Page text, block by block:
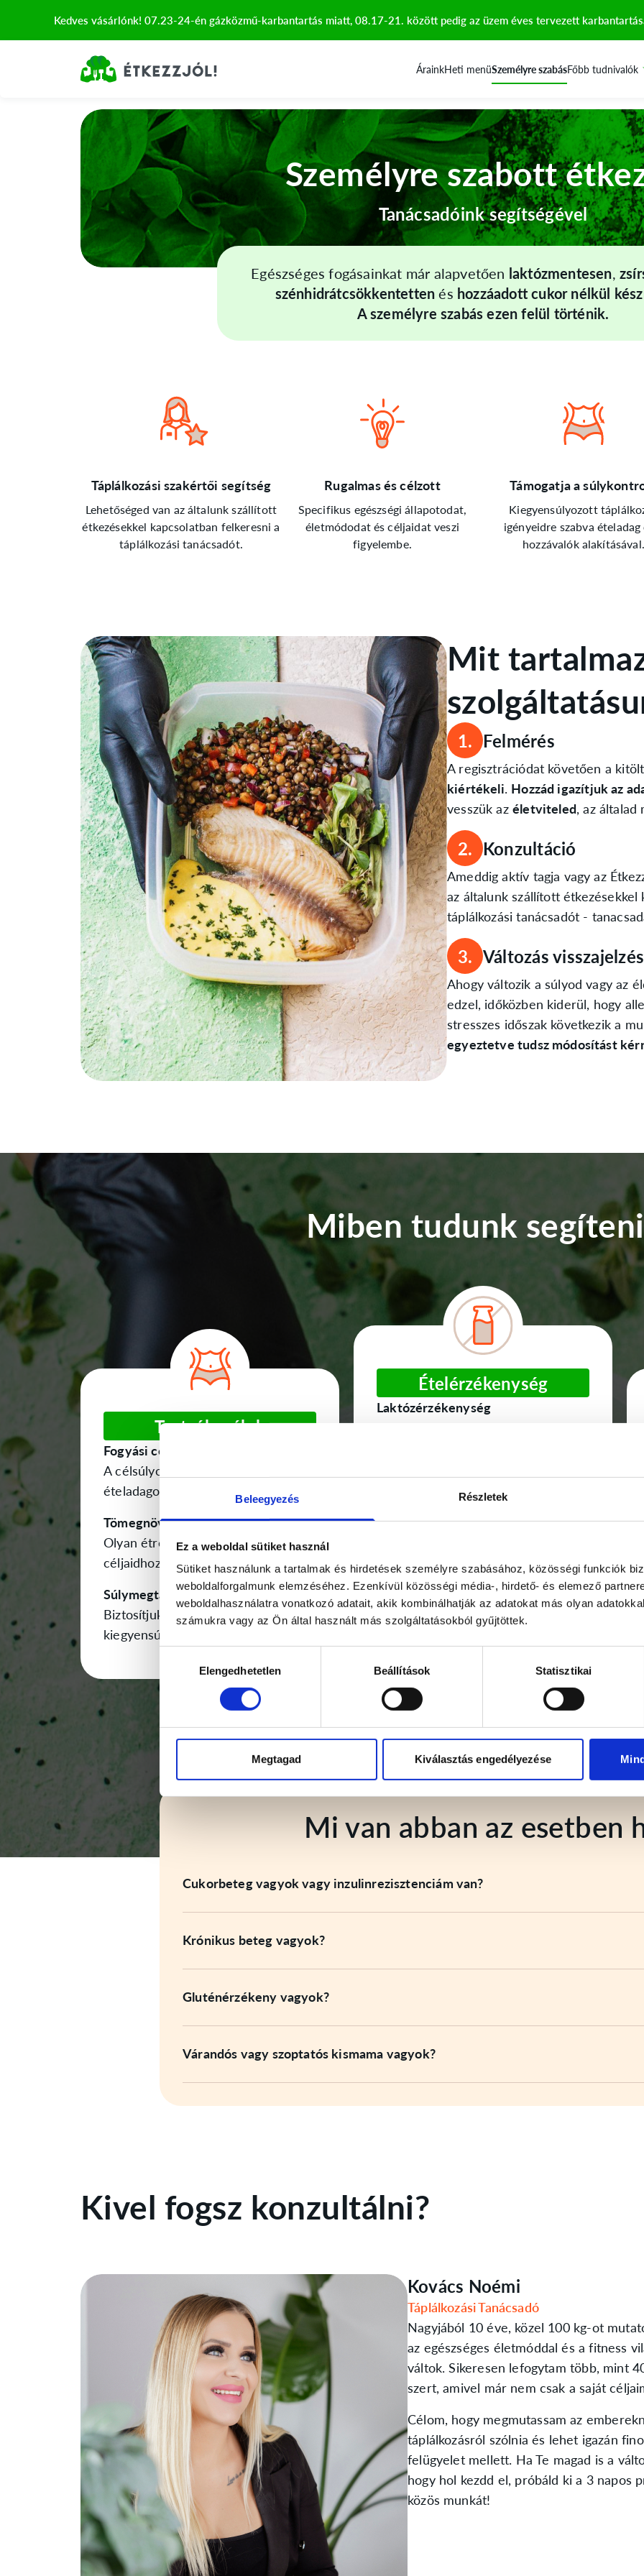
Beleegyezés Részletek
Ez a weboldal sütiket használ
Sütiket használunk a tartalmak és hirdetések személyre szabásához, közösségi funkciók
weboldalforgalmunk elemzéséhez. Ezenkívül közösségi média-, hirdető- és elemező
weboldalhasználatra vonatkozó adatait, akik kombinálhatják az adatokat más olyan
számukra vagy az Ön által használt más szolgáltatásokból gyűjtöttek.
kiválasztásaElengedhetetlen Beállítások Statisztikai
Megtagad Kiválasztás engedélyezése
Kedves vásárlónk! 07.23-24-én gázközmű-karbantartás miatt, 08.17-21. között pedig az üzem éves tervezett
ÁrainkHeti menüSzemélyre szabásFőbb tudnivalók
Személyre szabott
Tanácsadóink segítségével
Egészséges fogásainkat már alapvetően laktózmentesen,
szénhidrátcsökkentettenés hozzáadott cukor nélkül
A személyre szabás ezen felül történik.
Táplálkozási szakértői segítség
Lehetőséged van az általunk szállított
étkezésekkel kapcsolatban felkeresni a
táplálkozási tanácsadót.
Rugalmas és célzott
Specifikus egészségi állapotodat,
életmódodat és céljaidat veszi
figyelembe.
Támogatja a
Kiegyensúlyozott
igényeidre szabva ételadag
hozzávalók alakításával.
Mit
1. Felmérés
A regisztrációdat követően a
kiértékeli. Hozzád igazítjuk az
vesszük az életviteled, az általad
2. Konzultáció
Ameddig aktív tagja vagy az
az általunk szállított
táplálkozási tanácsadót -
3. Változás visszajelzés
Ahogy változik a súlyod vagy az
edzel, időközben kiderül, hogy
stresszes időszak következik a
egyeztetve tudsz módosítást
Miben tudunk
Testsúly célok
Fogyási cél
A célsúlyodhoz igazítva beállítjuk az
ételadagodat.
Tömegnövelés
Olyan étrendet alakítunk ki, amely
céljaidhoz igazodik.
Súlymegtartás
Biztosítjuk a teljes értékű és
kiegyensúlyozott étrendet.
Ételérzékenység
Laktózérzékenység
Tejfehérje érzékenység
Lehetőséged van tőlünk tejfehérje
mentes étkezést kérni. Ebben az
adunk.
Mi van abban az esetben
Cukorbeteg vagyok vagy inzulinrezisztenciám van?
Krónikus beteg vagyok?
Gluténérzékeny vagyok?
Várandós vagy szoptatós kismama vagyok?
Kivel fogsz konzultálni?
Kovács Noémi
Táplálkozási Tanácsadó
Nagyjából 10 éve, közel 100 kg-ot
az egészséges életmóddal és a fitness
váltok. Sikeresen lefogytam több, mint
szert, amivel már nem csak a saját
Célom, hogy megmutassam az
táplálkozásról szólnia és lehet igazán
felügyelet mellett. Ha Te magad is a
hogy hol kezdd el, próbáld ki a 3 napos
közös munkát!